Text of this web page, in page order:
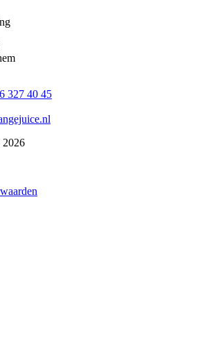
327 40 45
2026